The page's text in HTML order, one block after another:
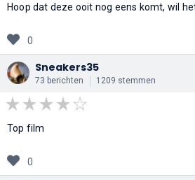
Hoop dat deze ooit nog eens komt, wil
0
Sneakers35
73 berichten 1209 stemmen
Top film
0